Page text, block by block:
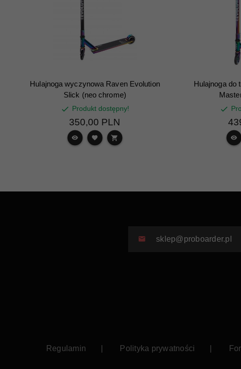
Hulajnoga wyczynowa Raven Evolution
Slick (neo chrome)
Produkt dostępny!
350,00 PLN
Hulajnoga do
sklep@proboarder.pl
Regulamin Polityka prywatności